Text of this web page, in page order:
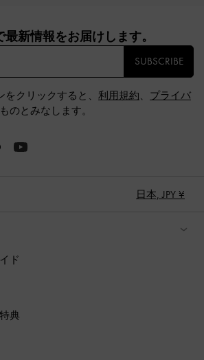
新情報をお届けします。​
SUBSCRIBE
クリックすると、 利用規約、 プライバ
のとみなします。
日本, JPY ¥
ド
典